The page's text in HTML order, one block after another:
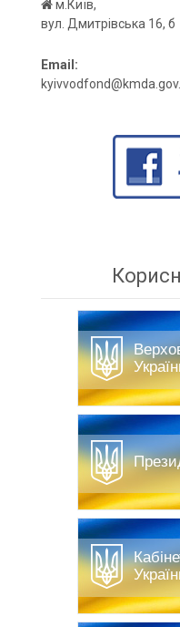
м.Київ,
вул. Дмитрівська 16, б
Email: